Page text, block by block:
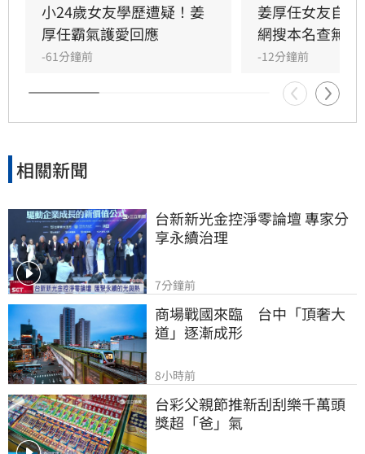
引發學歷造假疑雲。對此，台灣大學校方回應表
示，個人學歷資訊涉及隱私，無法對外說明。面
對外界的質疑聲浪，姜厚任展現霸氣護愛態度，
呼籲外界不要把這段感情當成偵探片，強調自己
對女方背景有一定了解，懇請大眾給予兩人正常
的交往空間與尊重，不希望私生活受到外界過度
小24歲女友學歷遭疑！姜
厚任霸氣護愛回應
-61分鐘前
姜厚任女友自
網搜本名查無此
-12分鐘前
相關新聞
台新新光金控淨零論壇 專家分
享永續治理
7分鐘前
商場戰國來臨　台中「頂奢大
道」逐漸成形
8小時前
台彩父親節推新刮刮樂千萬頭
獎超「爸」氣